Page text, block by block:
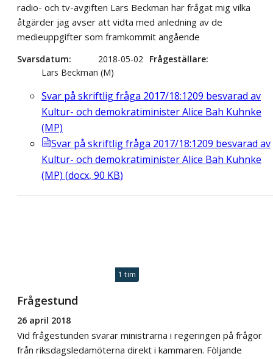
radio- och tv-avgiften Lars Beckman har frågat mig vilka
åtgärder jag avser att vidta med anledning av de
medieuppgifter som framkommit angående
Svarsdatum 2018-05-02 Frågeställare
Lars Beckman (M)
Svar på skriftlig fråga 2017/18:1209 besvarad av
Kultur- och demokratiminister Alice Bah Kuhnke
(MP)
Svar på skriftlig fråga 2017/18:1209 besvarad av
Kultur- och demokratiminister Alice Bah Kuhnke
(MP) (docx, 90 KB)
1 tim
Frågestund
26 april 2018
Vid frågestunden svarar ministrarna i regeringen på frågor
från riksdagsledamöterna direkt i kammaren. Följande